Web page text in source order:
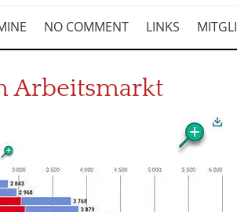
NO COMMENT LINKS
Arbeitsmarkt